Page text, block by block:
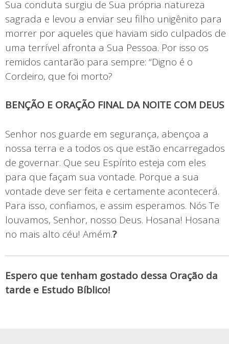
Sua conduta surgiu de Sua própria natureza
sagrada e levou a enviar seu filho unigênito para
morrer por aqueles que haviam sido culpados de
uma terrível afronta a Sua Pessoa. Por isso os
remidos cantarão para sempre: “Digno é o
Cordeiro, que foi morto?
BENÇÃO E ORAÇÃO FINAL DA NOITE COM DEUS
Senhor nos guarde em segurança, abençoa a
nossa terra e a todos os que estão encarregados
de governar. Que seu Espírito esteja com eles
para que façam sua vontade. Porque a sua
vontade deve ser feita e certamente acontecerá.
Para isso, confiamos, e assim esperamos. Nós Te
louvamos, Senhor, nosso Deus. Hosana! Hosana
no mais alto céu! Amém.?
Espero que tenham gostado dessa Oração da
tarde e Estudo Bíblico!